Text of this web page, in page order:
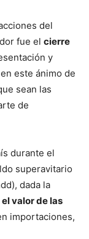
del
fue el cierre
y
este ánimo de
sean las
de
durante el
superavitario
dada la
valor de las
importaciones,